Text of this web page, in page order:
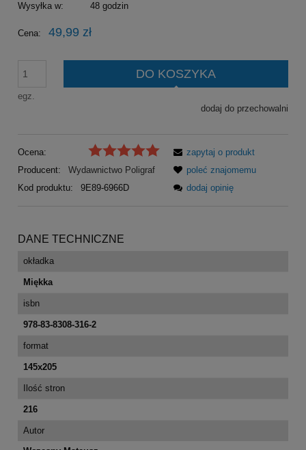
Wysyłka w:
48 godzin
Cena: 49,99 zł
egz.
DO KOSZYKA
dodaj do przechowalni
Ocena:
Producent:
Wydawnictwo Poligraf
Kod produktu:
9E89-6966D
zapytaj o produkt
poleć znajomemu
dodaj opinię
DANE TECHNICZNE
okładka
Miękka
isbn
978-83-8308-316-2
format
145x205
Ilość stron
216
Autor